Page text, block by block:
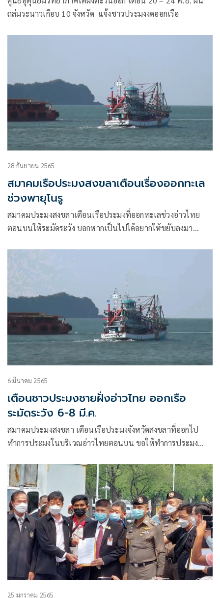
ถล่มระนาวเกือบ 10 จังหวัด แจ้งชาวประมงงดออกเรือ
28 กันยายน 2565
สมาคมเรือประมงสงขลาเตือนเรื่องออกทะเล
ช่วงพายุโนรู
สมาคมประมงสงขลาเตือนเรือประมงที่ออกทะเลช่วงอ่าวไทย
ตอนบนให้ระมัดระวัง บอกหากเป็นไปได้อยากให้ขยับลงมา
6 มีนาคม 2565
เตือนชาวประมงชายฝั่งอ่าวไทย ออกเรือ
ระมัดระวัง 6-8 มี.ค.
สมาคมประมงสงขลา เตือนเรือประมงจังหวัดสงขลาที่ออกไป
ทำการประมงในบริเวณอ่าวไทยตอนบน ขอให้ทำการประมง
25 มกราคม 2565